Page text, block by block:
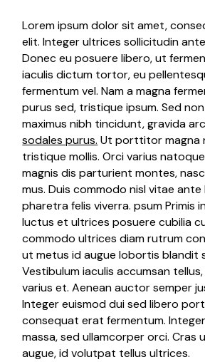
Lorem ipsum dolor sit amet,
elit. Integer ultrices sollicitudin
Donec eu posuere libero, ut
iaculis dictum tortor, eu
fermentum vel. Nam a magna
purus sed, tristique ipsum. Sed
maximus nibh tincidunt, gravida
sodales purus. Ut porttitor magna
tristique mollis. Orci varius
magnis dis parturient montes,
mus. Duis commodo nisl vitae
pharetra felis viverra. psum Primis
luctus et ultrices posuere cubilia
commodo ultrices diam rutrum
ut metus id augue lobortis blandit
Vestibulum iaculis accumsan
varius et. Aenean auctor semper
Integer euismod dui sed libero
consequat erat fermentum.
massa, sed ullamcorper orci. Cras
augue, id volutpat tellus ultrices.